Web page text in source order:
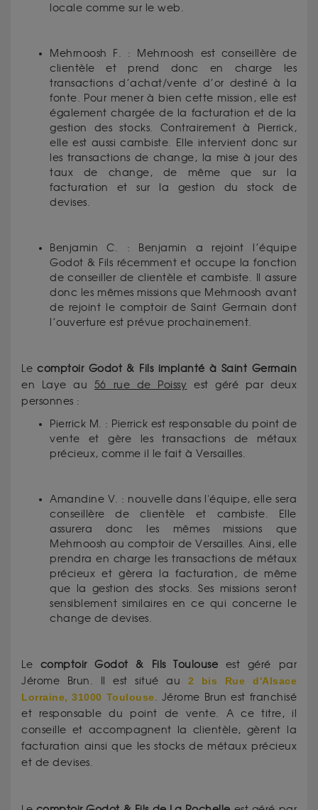
locale comme sur le web.
Mehrnoosh F. : Mehrnoosh est conseillère de
clientèle et prend donc en charge les
transactions d’achat/vente d’or destiné à la
fonte. Pour mener à bien cette mission, elle est
également chargée de la facturation et de la
gestion des stocks. Contrairement à Pierrick,
elle est aussi cambiste. Elle intervient donc sur
les transactions de change, la mise à jour des
taux de change, de même que sur la
facturation et sur la gestion du stock de
devises.
Benjamin C. : Benjamin a rejoint l’équipe
Godot & Fils récemment et occupe la fonction
de conseiller de clientèle et cambiste. Il assure
donc les mêmes missions que Mehrnoosh avant
de rejoint le comptoir de Saint Germain dont
l’ouverture est prévue prochainement.
Le comptoir Godot & Fils implanté à Saint Germain
en Laye au 56 rue de Poissy est géré par deux
personnes :
Pierrick M. : Pierrick est responsable du point de
vente et gère les transactions de métaux
précieux, comme il le fait à Versailles.
Amandine V. : nouvelle dans l'équipe, elle sera
conseillère de clientèle et cambiste. Elle
assurera donc les mêmes missions que
Mehrnoosh au comptoir de Versailles. Ainsi, elle
prendra en charge les transactions de métaux
précieux et gèrera la facturation, de même
que la gestion des stocks. Ses missions seront
sensiblement similaires en ce qui concerne le
change de devises.
Le comptoir Godot & Fils Toulouse est géré par
Jérome Brun. Il est situé au 2 bis Rue d'Alsace
Lorraine, 31000 Toulouse. Jérome Brun est franchisé
et responsable du point de vente. A ce titre, il
conseille et accompagnent la clientèle, gèrent la
facturation ainsi que les stocks de métaux précieux
et de devises.